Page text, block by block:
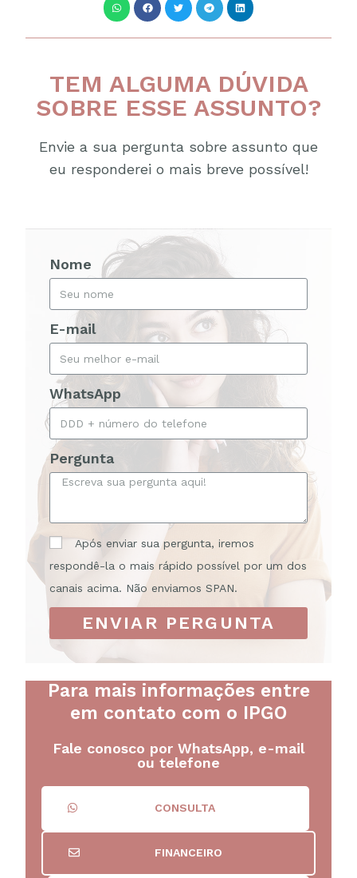
TEM ALGUMA DÚVIDA
SOBRE ESSE ASSUNTO?
Envie a sua pergunta sobre assunto que
eu responderei o mais breve possível!
Nome
E-mail
WhatsApp
Pergunta
Após enviar sua pergunta, iremos
respondê-la o mais rápido possível por um dos
canais acima. Não enviamos SPAN.
ENVIAR PERGUNTA
Para mais informações entre
em contato com o IPGO
Fale conosco por WhatsApp, e-mail
ou telefone
CONSULTA
FINANCEIRO